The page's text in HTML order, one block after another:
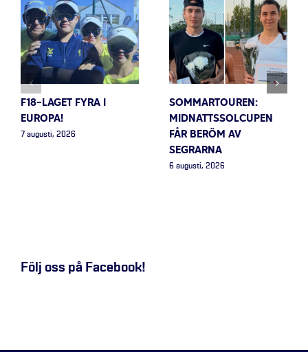
F18-LAGET FYRA I
EUROPA!
7 augusti, 2026
SOMMARTOUREN:
MIDNATTSSOLCUPEN
FÅR BERÖM AV
SEGRARNA
6 augusti, 2026
Följ oss på Facebook!